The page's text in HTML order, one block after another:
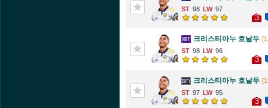
98
97
3
크리스티아누 호날두
98
96
3
크리스티아누 호날두
97
95
3